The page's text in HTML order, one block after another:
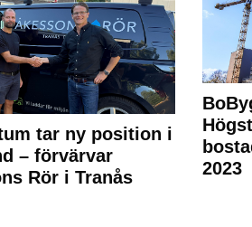
tar ny position i
– förvärvar
Rör i Tranås
2023